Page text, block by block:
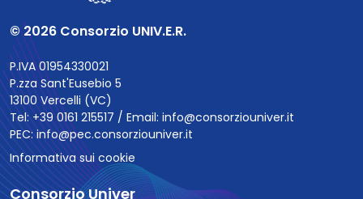
© 2026 Consorzio UNIV.E.R.
P.IVA 01954330021
P.zza Sant'Eusebio 5
13100 Vercelli (VC)
Tel: +39 0161 215517 / Email: info@consorziouniver.it
PEC:info@pec.consorziouniver.it
Informativa sui cookie
Consorzio Univer